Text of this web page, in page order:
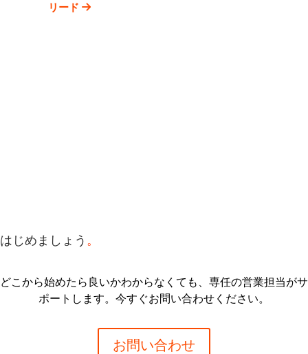
リード
はじめましょう 。
どこから始めたら良いかわからなくても、専任の営業担当がサ
ポートします。今すぐお問い合わせください。
お問い合わせ